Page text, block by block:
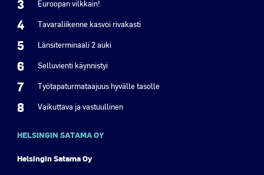
3 Euroopan vilkkain!
4 Tavaraliikenne kasvoi rivakasti
5 Länsiterminaali 2 auki
6 Selluvienti käynnistyi
7 Työtapaturmataajuus hyvälle tasolle
8 Vaikuttava ja vastuullinen
HELSINGIN SATAMA OY
Helsingin Satama Oy